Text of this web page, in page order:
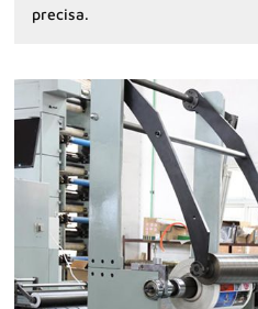
precisa.